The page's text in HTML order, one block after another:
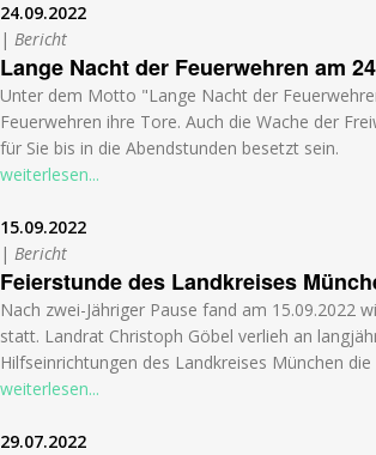
24.09.2022
| Bericht
Lange Nacht der Feuerwehren am
Unter dem Motto "Lange Nacht der
Feuerwehren ihre Tore. Auch die Wache der
für Sie bis in die Abendstunden besetzt sein.
weiterlesen...
15.09.2022
| Bericht
Feierstunde des Landkreises
Nach zwei-Jähriger Pause fand am 15.09.2022
statt. Landrat Christoph Göbel verlieh an
Hilfseinrichtungen des Landkreises München die
weiterlesen...
29.07.2022